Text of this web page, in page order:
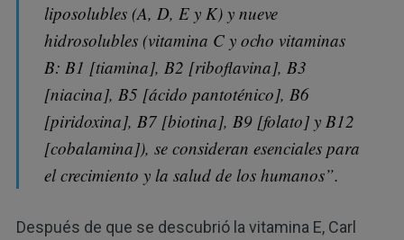
liposolubles (A, D, E y K) y nueve
hidrosolubles (vitamina C y ocho vitaminas
B: B1 [tiamina], B2 [riboflavina], B3
[niacina], B5 [ácido pantoténico], B6
[piridoxina], B7 [biotina], B9 [folato] y B12
[cobalamina]), se consideran esenciales para
el crecimiento y la salud de los humanos”.
Después de que se descubrió la vitamina E, Carl